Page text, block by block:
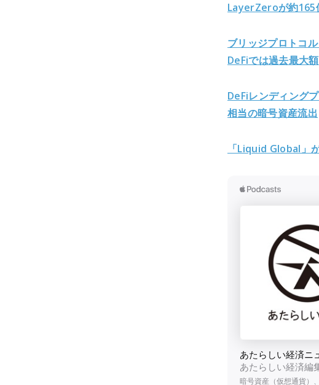
LayerZeroが約165
ブリッジプロトコ
DeFiでは過去最大額
DeFiレンディング
相当の暗号資産流出
「Liquid Global」